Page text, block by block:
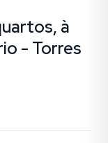
à
- Torres